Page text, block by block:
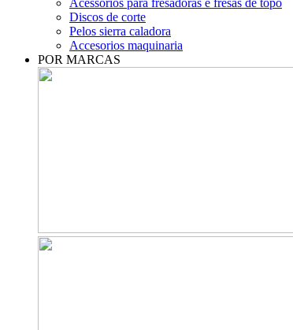
Acessórios para fresadoras e fresas de topo
Discos de corte
Pelos sierra caladora
Accesorios maquinaria
POR MARCAS